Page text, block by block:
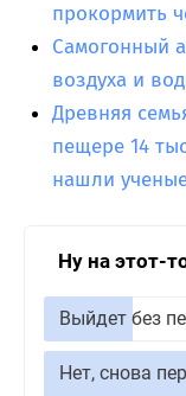
прокормить
Самогонный
воздуха и
Древняя
пещере 14
нашли
Ну на этот-
Выйдет без
Нет, снова